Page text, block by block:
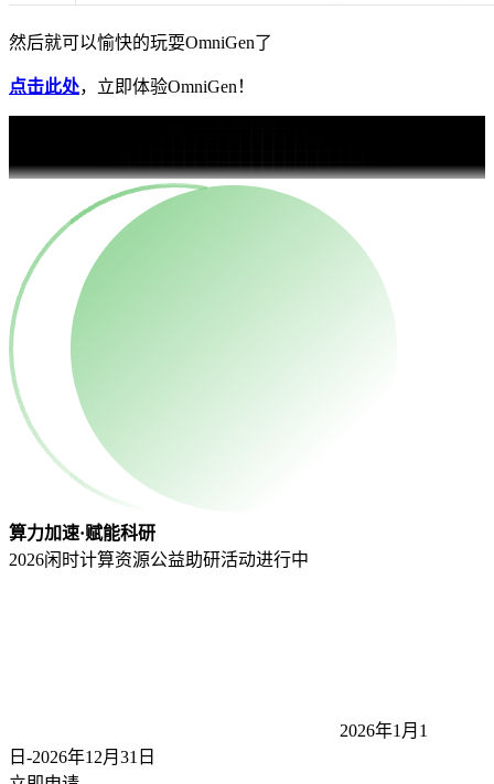
然后就可以愉快的玩耍OmniGen了
点击此处，立即体验OmniGen！
算力加速·赋能科研
2026闲时计算资源公益助研活动进行中
2026年1月1
日-2026年12月31 日